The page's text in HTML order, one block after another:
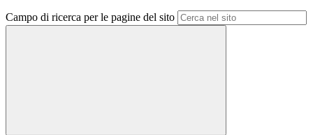
Campo di ricerca per le pagine del sito